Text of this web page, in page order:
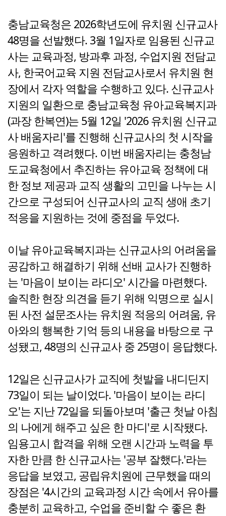
충남교육청은 2026학년도에 유치원 신규교사
48명을 선발했다. 3월 1일자로 임용된 신규교
사는 교육과정, 방과후 과정, 수업지원 전담교
사, 한국어교육 지원 전담교사로서 유치원 현
장에서 각자 역할을 수행하고 있다. 신규교사
지원의 일환으로 충남교육청 유아교육복지과
(과장 한복연)는 5월 12일 '2026 유치원 신규교
사 배움자리'를 진행해 신규교사의 첫 시작을
응원하고 격려했다. 이번 배움자리는 충청남
도교육청에서 추진하는 유아교육 정책에 대
한 정보 제공과 교직 생활의 고민을 나누는 시
간으로 구성되어 신규교사의 교직 생애 초기
적응을 지원하는 것에 중점을 두었다.
이날 유아교육복지과는 신규교사의 어려움을
공감하고 해결하기 위해 선배 교사가 진행하
는 '마음이 보이는 라디오' 시간을 마련했다.
솔직한 현장 의견을 듣기 위해 익명으로 실시
된 사전 설문조사는 유치원 적응의 어려움, 유
아와의 행복한 기억 등의 내용을 바탕으로 구
성됐고, 48명의 신규교사 중 25명이 응답했다.
12일은 신규교사가 교직에 첫발을 내디딘지
73일이 되는 날이었다. '마음이 보이는 라디
오'는 지난 72일을 되돌아보며 '출근 첫날 아침
의 나에게 해주고 싶은 한 마디'로 시작됐다.
임용고시 합격을 위해 오랜 시간과 노력을 투
자한 만큼 한 신규교사는 '공부 잘했다.'라는
응답을 보였고, 공립유치원에 근무했을 때의
장점은 '4시간의 교육과정 시간 속에서 유아를
충분히 교육하고, 수업을 준비할 수 좋은 환